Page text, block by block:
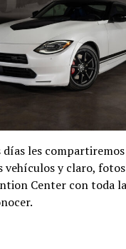
días les
vehículos y claro, fotos
Center con toda